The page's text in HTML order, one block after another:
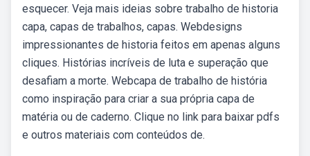
esquecer. Veja mais ideias sobre trabalho de historia
capa, capas de trabalhos, capas. Webdesigns
impressionantes de historia feitos em apenas alguns
cliques. Histórias incríveis de luta e superação que
desafiam a morte. Webcapa de trabalho de história
como inspiração para criar a sua própria capa de
matéria ou de caderno. Clique no link para baixar pdfs
e outros materiais com conteúdos de.